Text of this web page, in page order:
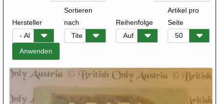
Hersteller
Sortieren
nach
Reihenfolge
Artikel pro
Seite